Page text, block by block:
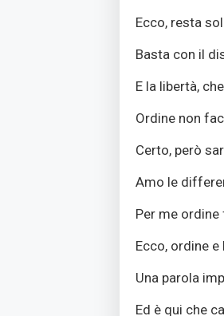
Ecco, resta
Basta con il
E la libertà,
Ordine non
Certo, però
Amo le
Per me
Ecco, ordine
Una parola
Ed è qui che